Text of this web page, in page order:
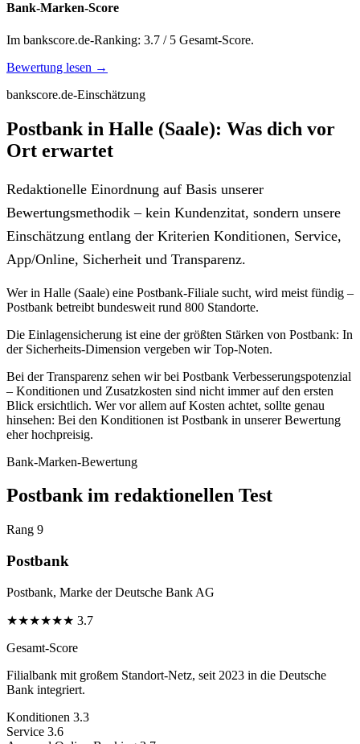
Bank-Marken-Score
Im bankscore.de-Ranking: 3.7 / 5 Gesamt-Score.
Bewertung lesen →
bankscore.de-Einschätzung
Postbank in Halle (Saale): Was dich vor
Ort erwartet
Redaktionelle Einordnung auf Basis unserer
Bewertungsmethodik – kein Kundenzitat, sondern unsere
Einschätzung entlang der Kriterien Konditionen, Service,
App/Online, Sicherheit und Transparenz.
Wer in Halle (Saale) eine Postbank-Filiale sucht, wird meist fündig –
Postbank betreibt bundesweit rund 800 Standorte.
Die Einlagensicherung ist eine der größten Stärken von Postbank: In
der Sicherheits-Dimension vergeben wir Top-Noten.
Bei der Transparenz sehen wir bei Postbank Verbesserungspotenzial
– Konditionen und Zusatzkosten sind nicht immer auf den ersten
Blick ersichtlich. Wer vor allem auf Kosten achtet, sollte genau
hinsehen: Bei den Konditionen ist Postbank in unserer Bewertung
eher hochpreisig.
Bank-Marken-Bewertung
Postbank im redaktionellen Test
Rang 9
Postbank
Postbank, Marke der Deutsche Bank AG
★★★★★★ 3.7
Gesamt-Score
Filialbank mit großem Standort-Netz, seit 2023 in die Deutsche
Bank integriert.
Konditionen 3.3
Service 3.6